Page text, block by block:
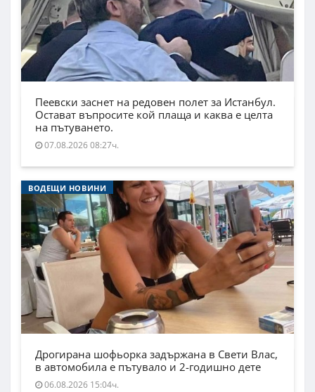
Пеевски заснет на редовен полет за Истанбул.
Остават въпросите кой плаща и каква е целта
на пътуването.
07.08.2026 08:27ч.
ВОДЕЩИ НОВИНИ
Дрогирана шофьорка задържана в Свети Влас,
в автомобила е пътувало и 2-годишно дете
06.08.2026 15:04ч.